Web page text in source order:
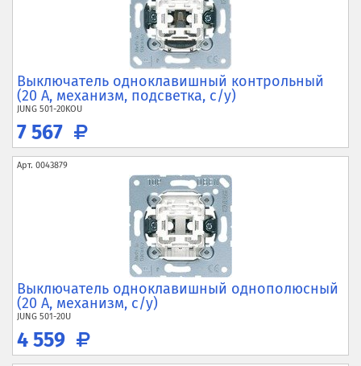
Выключатель одноклавишный контрольный
(20 А, механизм, подсветка, с/у)
JUNG 501-20KOU
7 567
Арт. 0043879
Выключатель одноклавишный однополюсный
(20 А, механизм, с/у)
JUNG 501-20U
4 559